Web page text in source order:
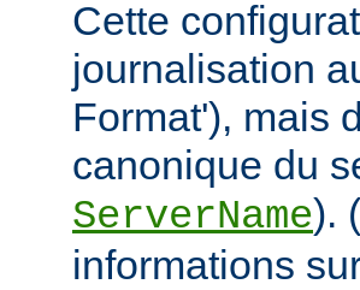
Cette
journalisation
Format'), mais
canonique du
ServerName).
informations